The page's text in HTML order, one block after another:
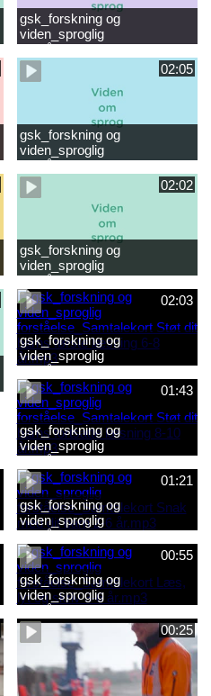
gsk_forskning og
viden_sproglig
første læsning 6-8 år.mp402:05
gsk_forskning og
viden_sproglig
forståelse_Snak med dit barn
6 mdr-2 år.mp4
02:02
gsk_forskning og
viden_sproglig
forståelse_Snak med din
baby 0-6 mdr.mp4
02:03
gsk_forskning og
viden_sproglig
forståelse_Samtalekort Støt
dit barns første læsning 6-8
år.mp3
01:43
gsk_forskning og
viden_sproglig
forståelse_Samtalekort Støt
dit barns fortsatte læsning 8-
10 år.mp3
01:21
gsk_forskning og
viden_sproglig
forståelse_Samtalekort Snak
med dit barn 2-6 år.mp3
00:55
gsk_forskning og
viden_sproglig
forståelse_Samtalekort Læs,
lyt og skriv 3-6 år.mp3
00:25